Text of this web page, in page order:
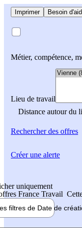
Imprimer Besoin
Métier, compétence,
Lieu de travail
Distance autour du
Rechercherdes offres
uniquement
France Travail
filtres de Date de
Créer une alerte